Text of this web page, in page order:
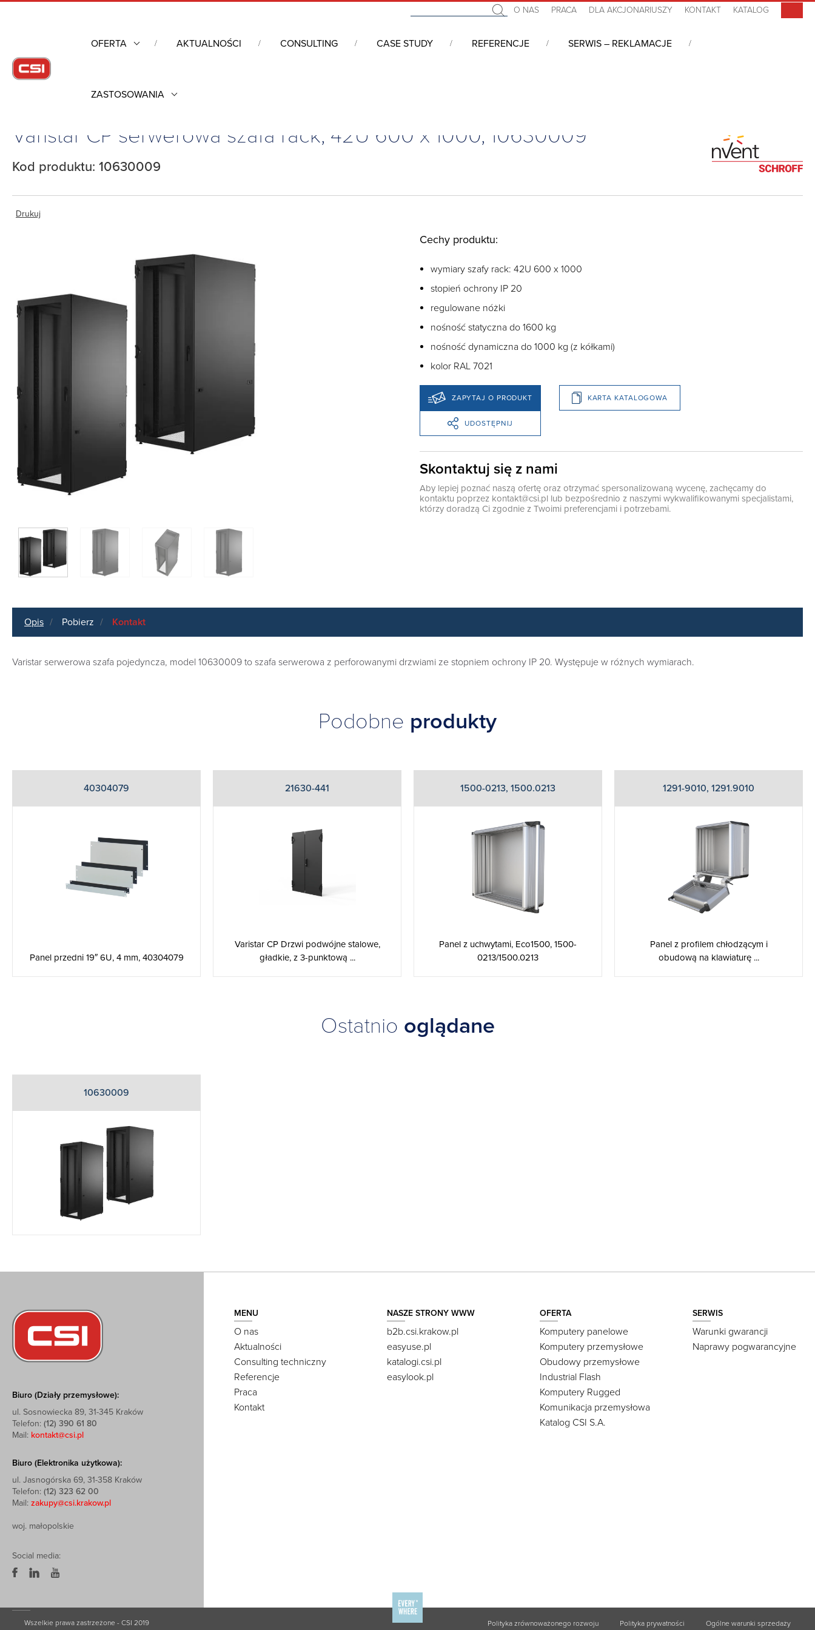
O NAS PRACA DLA AKCJONARIUSZY KONTAKT KATALOG
OFERTA AKTUALNOŚCI CONSULTING CASE STUDY REFERENCJE SERWIS – REKLAMACJE
ZASTOSOWANIA
Obudowy przemysłowe
Varistar CP serwerowa szafa rack, 42U 600 x 1000, 10630009
Kod produktu: 10630009
Drukuj
Cechy produktu:
wymiary szafy rack: 42U 600 x 1000
stopień ochrony IP 20
regulowane nóżki
nośność statyczna do 1600 kg
nośność dynamiczna do 1000 kg (z kółkami)
kolor RAL 7021
ZAPYTAJ O PRODUKT KARTA KATALOGOWA
UDOSTĘPNIJ
Skontaktuj się z nami
Aby lepiej poznać naszą ofertę oraz otrzymać spersonalizowaną wycenę, zachęcamy do
kontaktu poprzez kontakt@csi.pl lub bezpośrednio z naszymi wykwalifikowanymi specjalistami,
którzy doradzą Ci zgodnie z Twoimi preferencjami i potrzebami.
Opis Pobierz Kontakt
Varistar serwerowa szafa pojedyncza, model 10630009 to szafa serwerowa z perforowanymi drzwiami ze stopniem ochrony IP 20. Występuje w różnych wymiarach.
Podobne produkty
40304079
Panel przedni 19″ 6U, 4 mm, 40304079
21630-441
Varistar CP Drzwi podwójne stalowe,
gładkie, z 3-punktową ...
1500-0213, 1500.0213
Panel z uchwytami, Eco1500, 1500-
0213/1500.0213
1291-9010, 1291.9010
Panel z profilem chłodzącym i
obudową na klawiaturę ...
Ostatnio oglądane
10630009
Biuro (Działy przemysłowe):
ul. Sosnowiecka 89, 31-345 Kraków
Telefon: (12) 390 61 80
Mail: kontakt@csi.pl
Biuro (Elektronika użytkowa):
ul. Jasnogórska 69, 31-358 Kraków
Telefon: (12) 323 62 00
Mail: zakupy@csi.krakow.pl
woj. małopolskie
Social media:
MENU
O nas
Aktualności
Consulting techniczny
Referencje
Praca
Kontakt
NASZE STRONY WWW
b2b.csi.krakow.pl
easyuse.pl
katalogi.csi.pl
easylook.pl
OFERTA
Komputery panelowe
Komputery przemysłowe
Obudowy przemysłowe
Industrial Flash
Komputery Rugged
Komunikacja przemysłowa
Katalog CSI S.A.
SERWIS
Warunki gwarancji
Naprawy pogwarancyjne
Wszelkie prawa zastrzeżone - CSI 2019 Polityka zrównoważonego rozwoju Polityka prywatności Ogólne warunki sprzedaży